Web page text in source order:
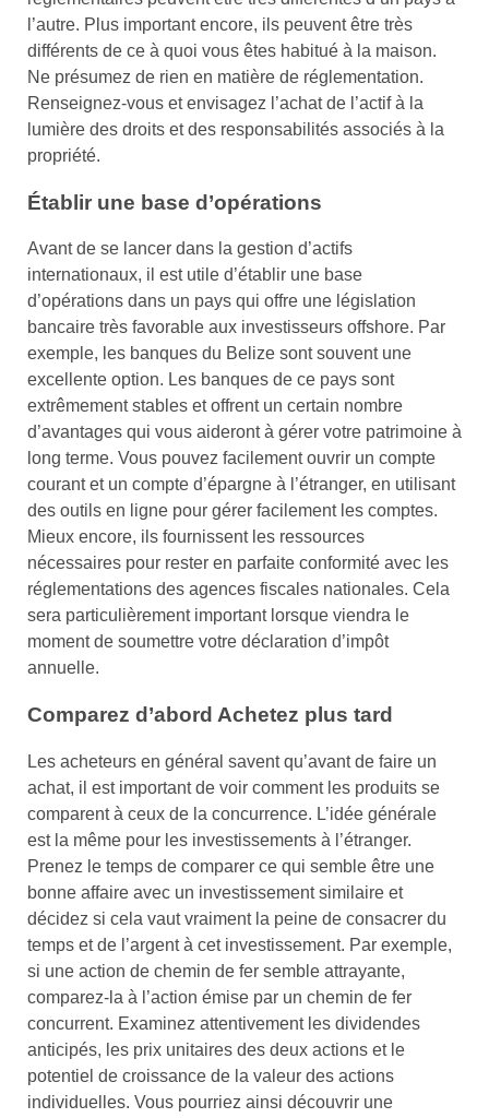
l’autre. Plus important encore, ils peuvent être très
différents de ce à quoi vous êtes habitué à la maison.
Ne présumez de rien en matière de réglementation.
Renseignez-vous et envisagez l’achat de l’actif à la
lumière des droits et des responsabilités associés à la
propriété.
Établir une base d’opérations
Avant de se lancer dans la gestion d’actifs
internationaux, il est utile d’établir une base
d’opérations dans un pays qui offre une législation
bancaire très favorable aux investisseurs offshore. Par
exemple, les banques du Belize sont souvent une
excellente option. Les banques de ce pays sont
extrêmement stables et offrent un certain nombre
d’avantages qui vous aideront à gérer votre patrimoine à
long terme. Vous pouvez facilement ouvrir un compte
courant et un compte d’épargne à l’étranger, en utilisant
des outils en ligne pour gérer facilement les comptes.
Mieux encore, ils fournissent les ressources
nécessaires pour rester en parfaite conformité avec les
réglementations des agences fiscales nationales. Cela
sera particulièrement important lorsque viendra le
moment de soumettre votre déclaration d’impôt
annuelle.
Comparez d’abord Achetez plus tard
Les acheteurs en général savent qu’avant de faire un
achat, il est important de voir comment les produits se
comparent à ceux de la concurrence. L’idée générale
est la même pour les investissements à l’étranger.
Prenez le temps de comparer ce qui semble être une
bonne affaire avec un investissement similaire et
décidez si cela vaut vraiment la peine de consacrer du
temps et de l’argent à cet investissement. Par exemple,
si une action de chemin de fer semble attrayante,
comparez-la à l’action émise par un chemin de fer
concurrent. Examinez attentivement les dividendes
anticipés, les prix unitaires des deux actions et le
potentiel de croissance de la valeur des actions
individuelles. Vous pourriez ainsi découvrir une